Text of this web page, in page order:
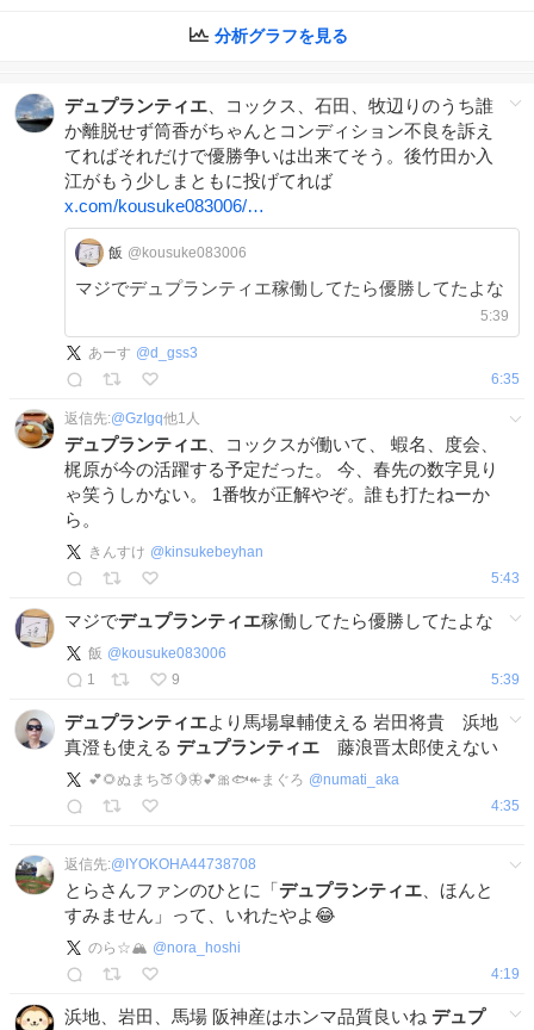
分析グラフを見る
デュプランティエ 、コックス、石田、牧辺りのうち誰
か離脱せず筒香がちゃんとコンディション不良を訴え
てればそれだけで優勝争いは出来てそう。後竹田か入
江がもう少しまともに投げてれば
x.com/kousuke083006/…
飯 @kousuke083006
マジでデュプランティエ稼働してたら優勝してたよな
5:39
あーす @d_gss3
6:35
返信先:@GzIgq他1 人
デュプランティエ 、コックスが働いて、 蝦名、度会、
梶原が今の活躍する予定だった。 今、春先の数字見り
ゃ笑うしかない。 1番牧が正解やぞ。誰も打たねーか
ら。
きんすけ @ kinsukebeyhan
5:43
マジでデュプランティエ稼働してたら優勝してたよな
飯 @ kousuke083006
1
9 5:39
デュプランティエより馬場皐輔使える 岩田将貴 浜地
真澄も使える デュプランティエ 藤浪晋太郎使えない
💕🌻ぬまち🍑🍋🦋💕🎀🐟️↞まぐろ @numati_aka
4:35
返信先:@ IYOKOHA44738708
とらさんファンのひとに「デュプランティエ 、ほんと
すみません」って、いれたやよ😂
のら☆🏔️ @nora_hoshi
4:19
浜地、岩田、馬場 阪神産はホンマ品質良いね デュプ